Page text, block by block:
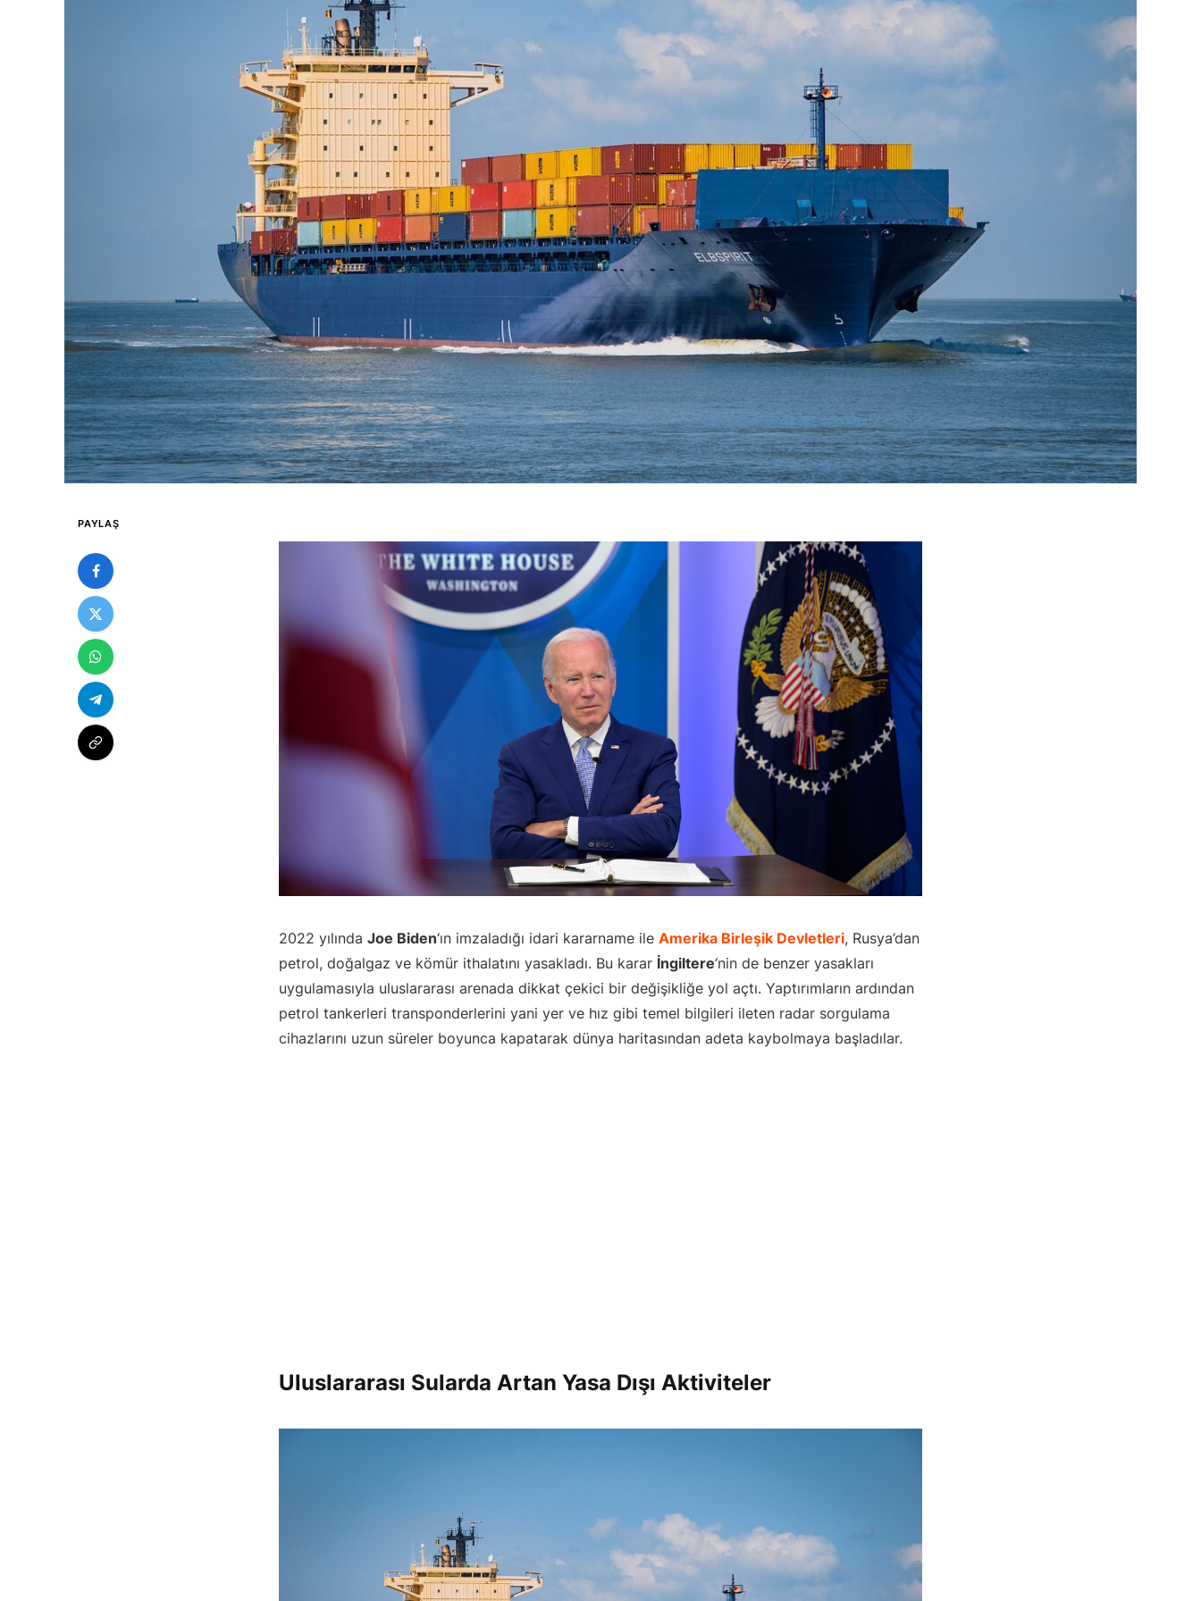
PAYLAŞ
2022 yılında Joe Biden‘ın imzaladığı idari kararname ile Amerika Birleşik Devletleri, Rusya’dan
petrol, doğalgaz ve kömür ithalatını yasakladı. Bu karar İngiltere‘nin de benzer yasakları
uygulamasıyla uluslararası arenada dikkat çekici bir değişikliğe yol açtı. Yaptırımların ardından
petrol tankerleri transponderlerini yani yer ve hız gibi temel bilgileri ileten radar sorgulama
cihazlarını uzun süreler boyunca kapatarak dünya haritasından adeta kaybolmaya başladılar.
Uluslararası Sularda Artan Yasa Dışı Aktiviteler